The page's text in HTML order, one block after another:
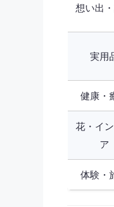
想い出
実用
健康・
花・イ
ア
体験・